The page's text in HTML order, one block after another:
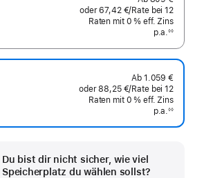
oder67,42 €/Rate pro
Rate
bei 12
Raten Raten
mit 0 % eff. Zins
p.a.eff.
Zins p.a.
◊◊
Ab 1.059 €
oder88,25 €/Rate pro
Rate
bei 12
Raten Raten
mit 0 % eff. Zins
p.a.eff.
Zins p.a.
◊◊
Du bist dir nicht sicher, wie viel
Speicherplatz du wählen sollst?